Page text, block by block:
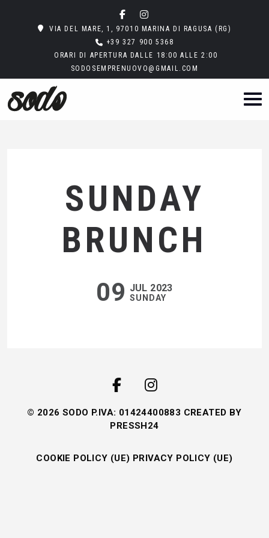
VIA DEL MARE, 1, 97010 MARINA DI RAGUSA (RG)
+39 327 900 5368
ORARI DI APERTURA DALLE 18:00 ALLE 2:00
SODOSEMPRENUOVO@GMAIL.COM
SUNDAY
BRUNCH
09 JUL 2023
SUNDAY
© 2026 SODO P.IVA: 01424400883 CREATED BY
PRESSH24
COOKIE POLICY (UE) PRIVACY POLICY (UE)